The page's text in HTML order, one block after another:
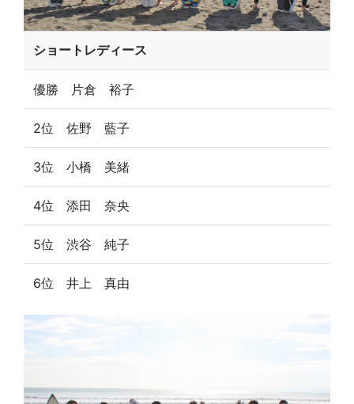
ショートレディース
優勝 片倉 裕子
2位 佐野 藍子
3位 小橋 美緒
4位 添田 奈央
5位 渋谷 純子
6位 井上 真由